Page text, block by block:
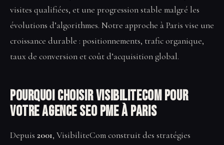
visites qualifiées, et une progression stable malgré les
évolutions d’algorithmes. Notre approche à Paris vise une
croissance durable : positionnements, trafic organique,
taux de conversion et coût d’acquisition global.
Pourquoi choisir VisibiliteCom pour
votre Agence SEO PME à Paris
Depuis 2001, VisibiliteCom construit des stratégies